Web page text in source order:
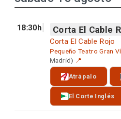
18:30h Corta El Cable
Corta El Cable Rojo
Pequeño Teatro Gran
Madrid) 📍
Atrápalo
El Corte Inglés